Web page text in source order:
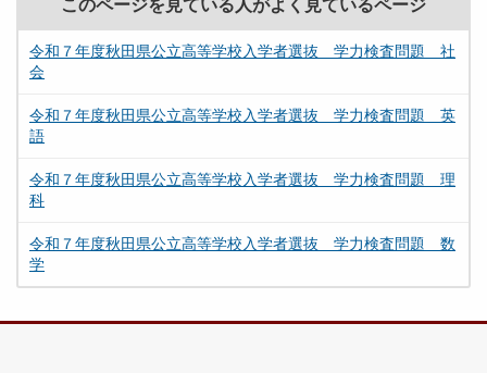
このページを見ている人がよく見ているページ
令和７年度秋田県公立高等学校入学者選抜 学力検査問題 社
会
令和７年度秋田県公立高等学校入学者選抜 学力検査問題 英
語
令和７年度秋田県公立高等学校入学者選抜 学力検査問題 理
科
令和７年度秋田県公立高等学校入学者選抜 学力検査問題 数
学